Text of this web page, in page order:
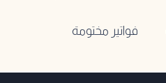
فواتير مختومة